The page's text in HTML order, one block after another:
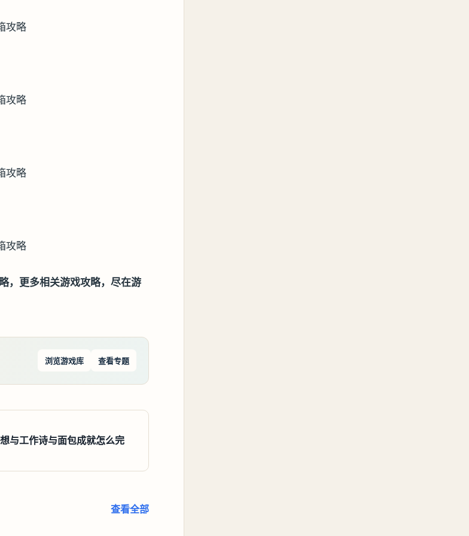
，更多相关游戏攻略，尽在游
浏览游戏库 查看专题
与工作诗与面包成就怎么完
查看全部